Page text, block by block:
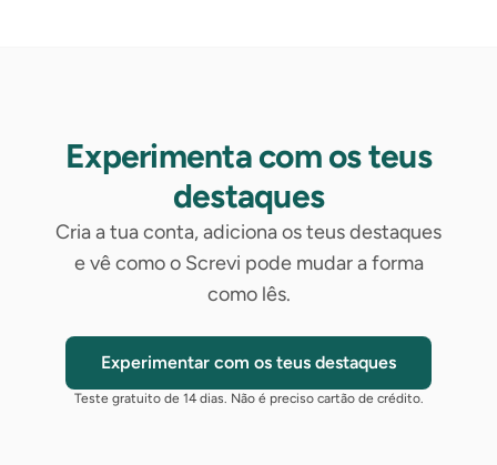
Experimenta com os teus
destaques
Cria a tua conta, adiciona os teus destaques
e vê como o Screvi pode mudar a forma
como lês.
Experimentar com os teus destaques
Teste gratuito de 14 dias. Não é preciso cartão de crédito.